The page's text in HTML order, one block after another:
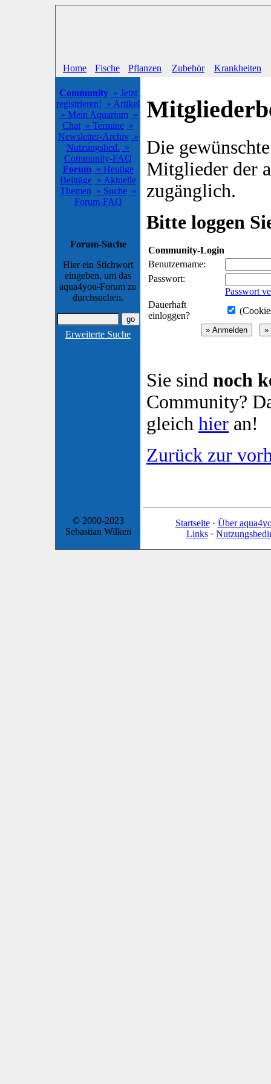
Home Fische Pflanzen Zubehör Krankheiten
Community » Jetzt
registrieren! » Artikel
» Mein Aquarium »
Chat » Termine »
Newsletter-Archiv »
Nutzungsbed. »
Community-FAQ
Forum » Heutige
Beiträge » Aktuelle
Themen » Suche »
Forum-FAQ
Forum-Suche
Hier ein Stichwort
eingeben, um das
aqua4you-Forum zu
durchsuchen.
Erweiterte Suche
Die
Mitglieder der
zugänglich.
Bitte loggen
Community-Login
Benutzername:
Passwort:
Passwort
Dauerhaft
einloggen?
Sie sind noch
Community?
gleich hier an!
Zurück zur
© 2000-2023
Sebastian Wilken
Startseite· Über
Links·